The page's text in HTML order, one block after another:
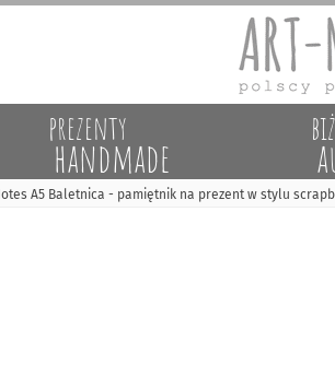
prezenty
handmade
A5 Baletnica - pamiętnik na prezent w stylu